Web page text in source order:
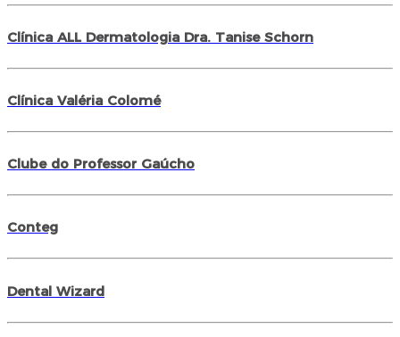
Clínica ALL Dermatologia Dra. Tanise Schorn
Clínica Valéria Colomé
Clube do Professor Gaúcho
Conteg
Dental Wizard